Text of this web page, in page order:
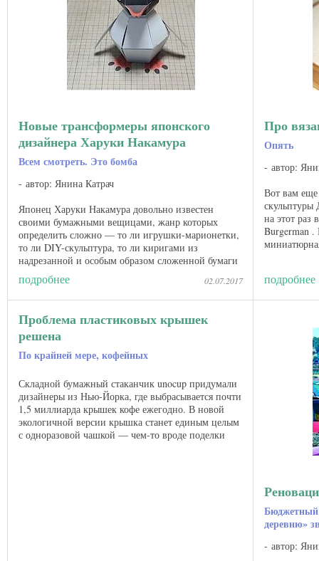
Новые трансформеры японского
дизайнера Харуки Накамура
Всем смотреть. Это бомба
автор: Янина Катрач
Японец Харуки Накамура довольно известен
своими бумажными вещицами, жанр которых
определить сложно — то ли игрушки-марионетки,
то ли DIY-скульптура, то ли киригами из
надрезанной и особым образом сложенной бумаги
или картона, то ли каракури ...
подробнее 02.07.2017
Про
Опять
автор:
Вот вам еще
скульптуры
на этот раз
Burgerman .
подробнее
Проблема пластиковых крышек
решена
По крайней мере, кофейных
Складной бумажный стаканчик unocup придумали
дизайнеры из Нью-Йорка, где выбрасывается почти
1,5 миллиарда крышек кофе ежегодно. В новой
экологичной версии крышка станет единым целым
с одноразовой чашкой — чем-то вроде поделки
Бюджетный
деревню»
автор: